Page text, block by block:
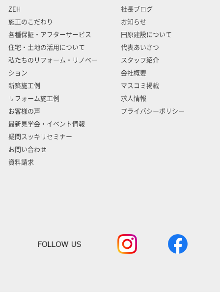
ZEH
施工のこだわり
各種保証・アフターサービス
住宅・土地の活用について
私たちのリフォーム・リノベー
ション
新築施工例
リフォーム施工例
お客様の声
最新見学会・イベント情報
疑問スッキリセミナー
お問い合わせ
資料請求
社長ブログ
お知らせ
田原建設について
代表あいさつ
スタッフ紹介
会社概要
マスコミ掲載
求人情報
プライバシーポリシー